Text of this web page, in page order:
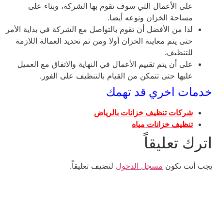
على الأعمال التي سوف تقوم بها الشركة، وبناء على
مساحة الخزان ونوعه أيضا.
لذا من الأفضل أن تقوم بالتواصل مع الشركة في بداية الأمر
حتى يتم معاينة الخزان أولا ومن ثم تحديد العمالة اللازمة
للتنظيف.
على أن يتم تقييم الأعمال في النهاية والاتفاق مع العميل
عليها حتى تتمكن من القيام بالتنظيف على الفور.
خدمات اخري قد تهمك
شركات تنظيف خزانات بالرياض
تنظيف خزانات مياه
اترك تعليقاً
يجب أنت تكون مسجل الدخول لتضيف تعليقاً.